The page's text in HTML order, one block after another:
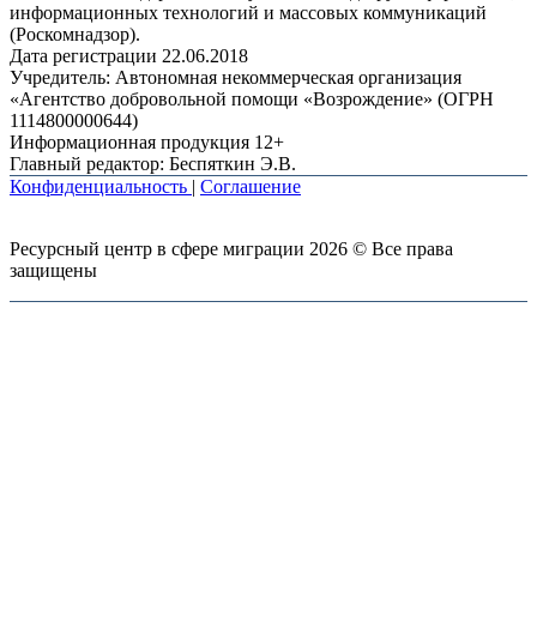
информационных технологий и массовых коммуникаций
(Роскомнадзор).
Дата регистрации 22.06.2018
Учредитель: Автономная некоммерческая организация
«Агентство добровольной помощи «Возрождение» (ОГРН
1114800000644)
Информационная продукция 12+
Главный редактор: Беспяткин Э.В.
Конфиденциальность | Соглашение
Ресурсный центр в сфере миграции 2026 © Все права
защищены